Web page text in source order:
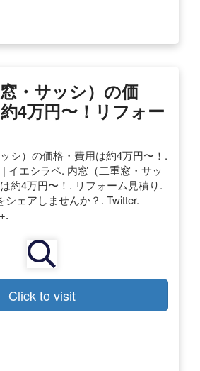
・サッシ）の価
4万円〜！リフォー
シ）の価格・費用は約4万円〜！.
イエシラベ. 内窓（二重窓・サッ
約4万円〜！. リフォーム見積り.
シェアしませんか？. Twitter.
Click to visit